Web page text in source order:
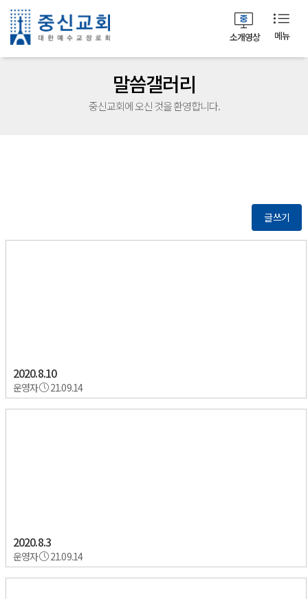
메뉴
소개영상
말씀갤러리
중신교회에 오신 것을 환영합니다.
글쓰기
2020.8.10
운영자 21.09.14
2020.8.3
운영자 21.09.14